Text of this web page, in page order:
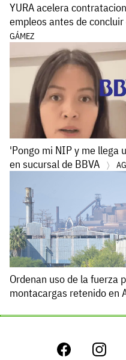
YURA acelera
empleos antes de
GÁMEZ
'Pongo mi NIP y me llega
en sucursal de BBVA
Ordenan uso de la fuerza
montacargas retenido en